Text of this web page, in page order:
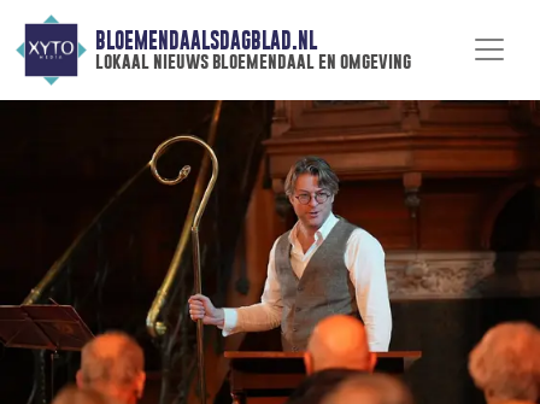
BLOEMENDAALSDAGBLAD.NL
lokaal nieuws bloemendaal en omgeving